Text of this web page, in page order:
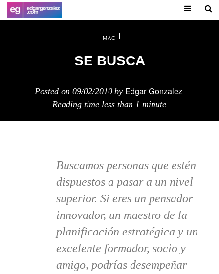
MAC
SE BUSCA
Posted on 09/02/2010 by Edgar Gonzalez
Reading time less than 1 minute
Buscamos personas que estén
dispuestos a pasar a un nivel
superior. Si eres un pensador
innovador, un maestro de la
planificación estratégica y un
excelente formador, socio y
amigo, podrías desempeñar